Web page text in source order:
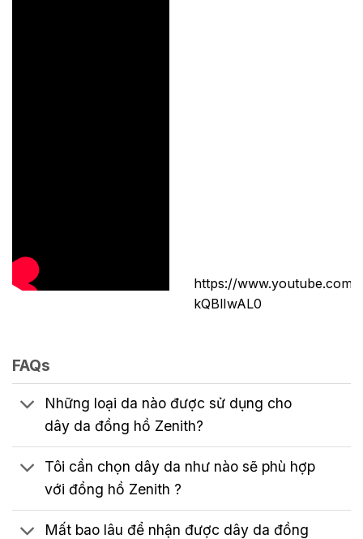
https://www.youtube.com/
kQBlIwAL0
FAQs
Những loại da nào được sử dụng cho
dây da đồng hồ Zenith?
Tôi cần chọn dây da như nào sẽ phù hợp
với đồng hồ Zenith ?
Mất bao lâu để nhận được dây da đồng